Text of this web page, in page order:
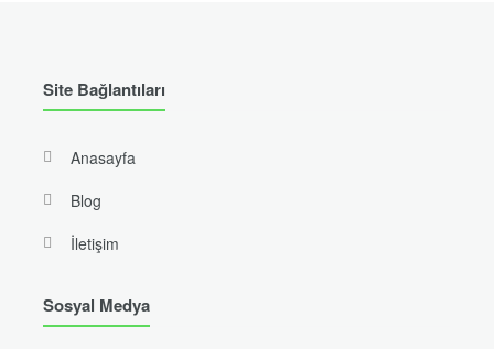
Site Bağlantıları
Anasayfa
Blog
İletişim
Sosyal Medya